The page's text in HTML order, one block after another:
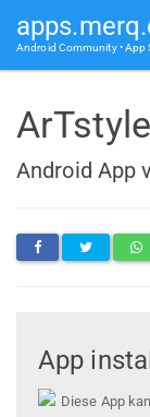
Android Community • App
ArTstyle
Android App
App
Diese App